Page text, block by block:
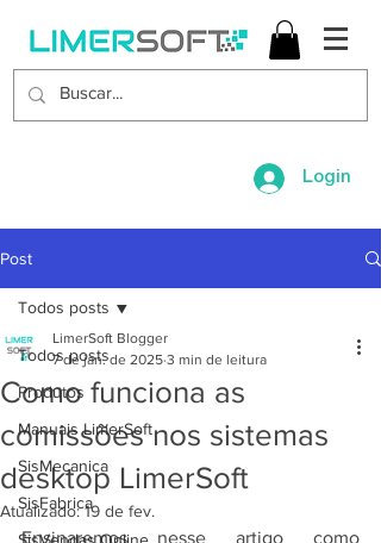
Login
Post
Todos posts
Produtos
Manuais LimerSoft
SisMecanica
SisFabrica
Todos posts
Como funciona as
comissões nos sistemas
desktop LimerSoft
LimerSoft Blogger
7 de jan. de 2025 3 min de leitura
Atualizado:19 de fev.
Ensinaremos nesse artigo como